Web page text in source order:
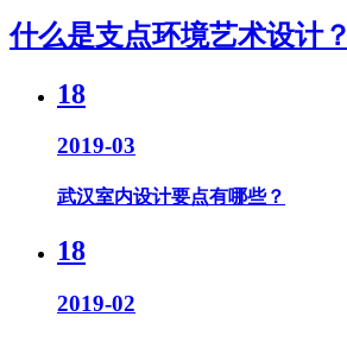
什么是支点环境艺术设计？
18
2019-03
武汉室内设计要点有哪些？
18
2019-02